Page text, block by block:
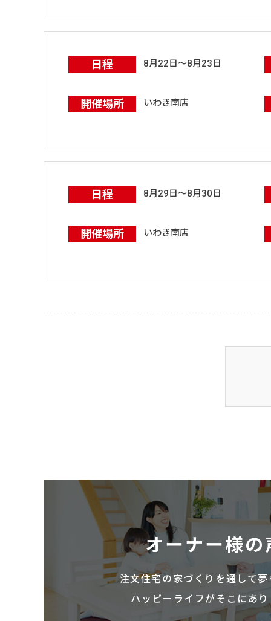
日程 8月22日～8月23日
開催場所 いわき南店
日程 8月29日～8月30日
開催場所 いわき南店
オーナー様の
注文住宅の家づくりを通して
ハッピーライフがそこにあり